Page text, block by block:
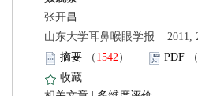
山东大学耳鼻喉眼学报 2011,
）